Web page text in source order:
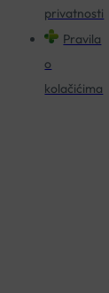
privatnosti
Pravila
o
kolačićima